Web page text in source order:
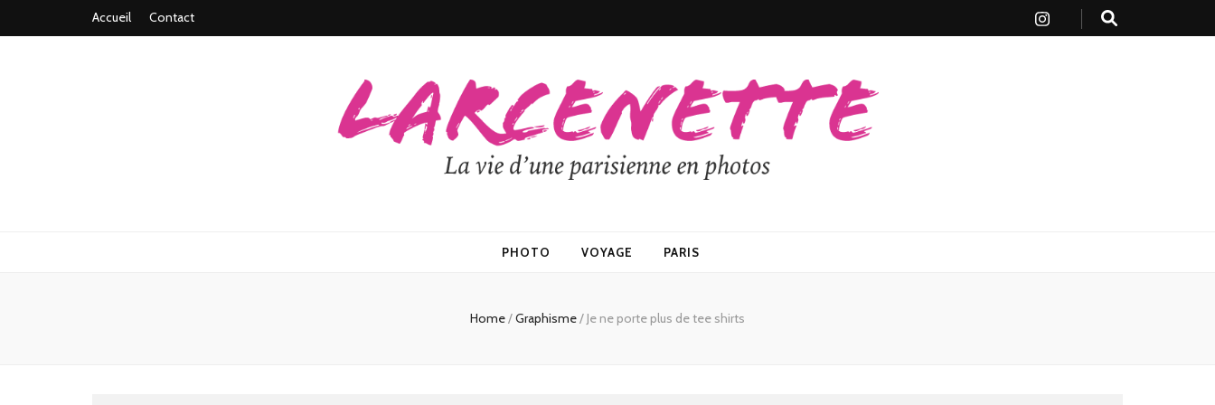
Accueil Contact
PHOTO VOYAGE PARIS
Home/Graphisme/Je ne porte plus de tee shirts